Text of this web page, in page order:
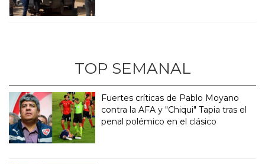
TOP SEMANAL
Fuertes críticas de Pablo Moyano
contra la AFA y "Chiqui" Tapia tras el
penal polémico en el clásico